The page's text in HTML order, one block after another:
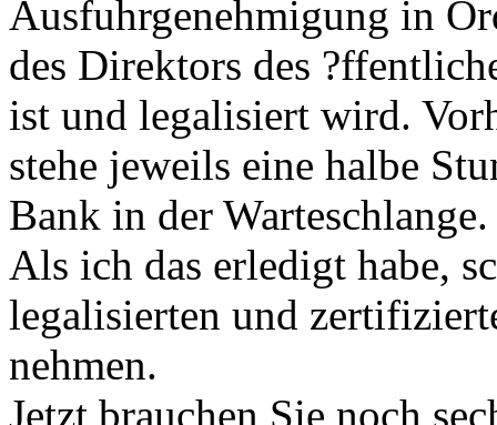
Ausfuhrgenehmigung in
des Direktors des
ist und legalisiert wird.
stehe jeweils eine halbe
Bank in der Warteschlange.
Als ich das erledigt habe,
legalisierten und
nehmen.
Jetzt brauchen Sie noch